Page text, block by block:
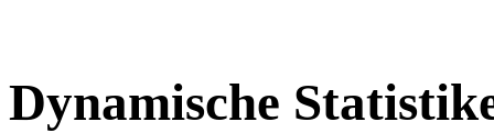
Dynamische